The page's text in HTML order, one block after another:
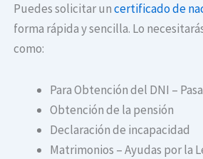
Puedes solicitar uncertificado de
forma rápida y sencilla. Lo
como:
Para Obtención del DNI –
Obtención de la pensión
Declaración de incapacidad
Matrimonios – Ayudas por la